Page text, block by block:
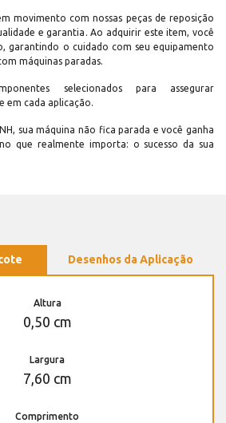
movimento com nossas peças de reposição
e garantia. Ao adquirir este item, você
garantindo o cuidado com seu equipamento
máquinas paradas.
selecionados para assegurar
em cada aplicação.
sua máquina não fica parada e você ganha
que realmente importa: o sucesso da sua
Desenhos da Aplicação
Altura
0,50 cm
Largura
7,60 cm
Comprimento